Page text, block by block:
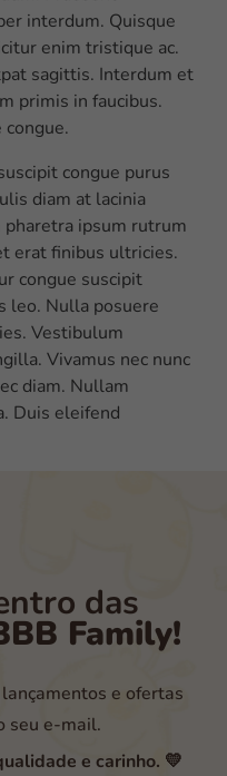
interdum. Quisque
enim tristique ac.
sagittis. Interdum et
primis in faucibus.
congue purus
diam at lacinia
ipsum rutrum
erat finibus ultricies.
congue suscipit
leo. Nulla posuere
Vestibulum
Vivamus nec nunc
diam. Nullam
Duis eleifend
das
Family!
e ofertas
seu e-mail.
e carinho. 💛